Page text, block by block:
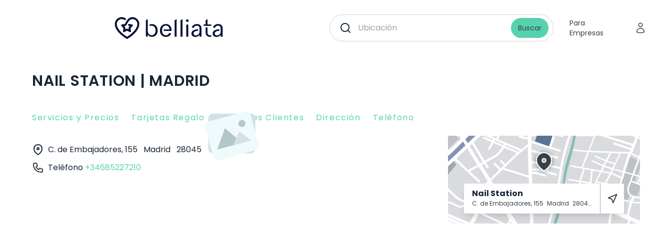
Buscar
Para
Empresas
NAIL STATION | MADRID
Servicios y Precios Tarjetas Regalo Opiniones Clientes Dirección Teléfono
C. de Embajadores, 155 Madrid 28045
Teléfono +34685227210
Nail Station
C. de Embajadores, 155 Madrid 28045